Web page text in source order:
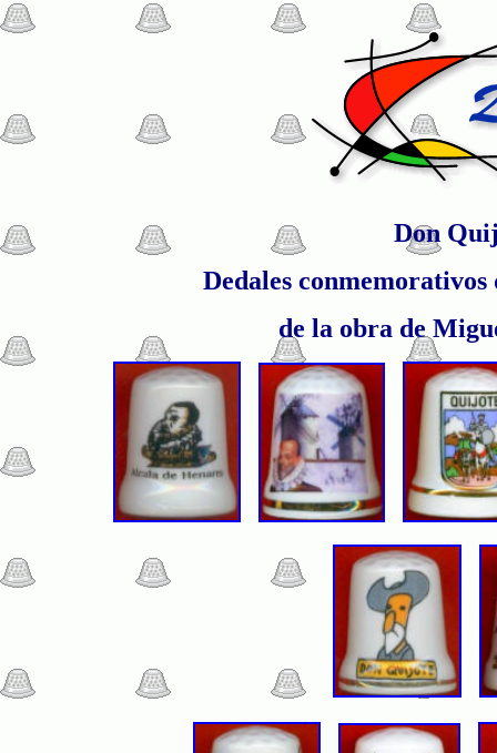
Don
Dedales
de la obra de